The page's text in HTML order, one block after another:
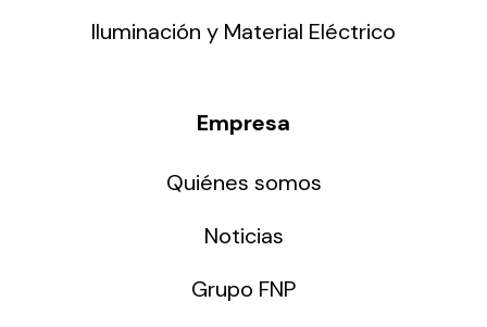
Iluminación y Material Eléctrico
Empresa
Quiénes somos
Noticias
Grupo FNP